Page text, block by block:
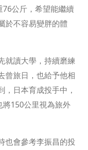
公斤，希望能繼續
於不容易變胖的體
就讀大學，持續磨練
曾旅日，也給予他相
日本育成投手中，
150公里視為旅外
也會參考李振昌的投